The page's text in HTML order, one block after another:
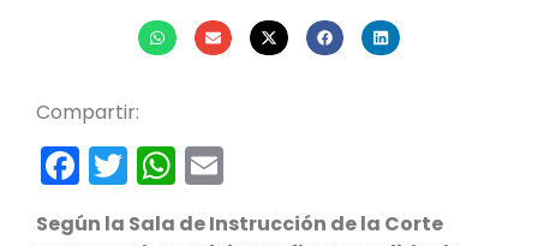
Compartir:
Facebook
TwitterWhatsApp
Según la Sala de Instrucción de la Corte